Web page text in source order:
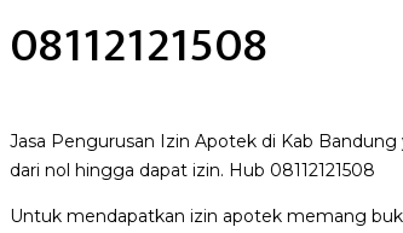
08112121508
Jasa Pengurusan Izin Apotek di Kab
dari nol hingga dapat izin. Hub 08112121508
Untuk mendapatkan izin apotek memang